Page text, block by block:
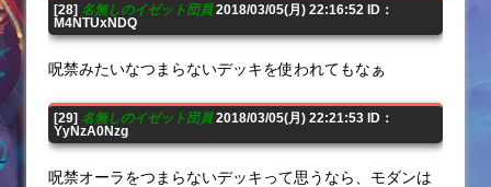
[28] 名無しのイゼット団員2018/03/05(月) 22:16:52 ID：
M4NTUxNDQ
呪禁みたいなつまらないデッキを使われてもなぁ
[29] 名無しのイゼット団員2018/03/05(月) 22:21:53 ID：
YyNzA0Nzg
呪禁オーラをつまらないデッキって思うなら、モダンは